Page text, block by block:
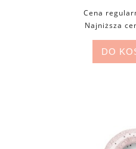
Cena
Najniższa
DO